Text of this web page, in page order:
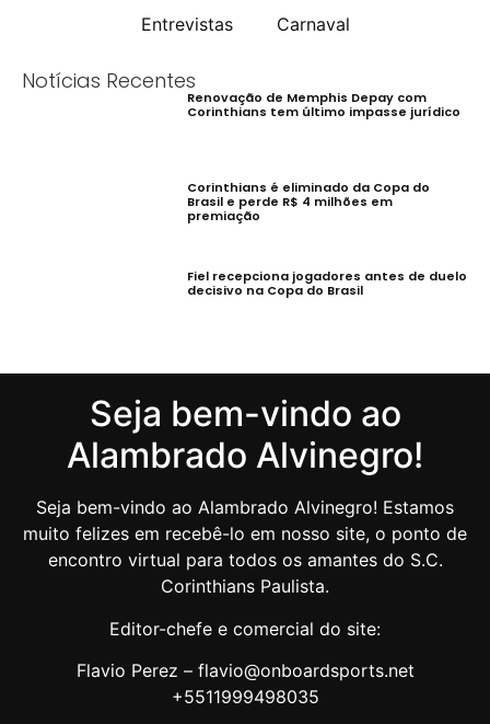
Entrevistas Carnaval
Notícias Recentes
Renovação de Memphis Depay com
Corinthians tem último impasse jurídico
Corinthians é eliminado da Copa do
Brasil e perde R$ 4 milhões em
premiação
Fiel recepciona jogadores antes de duelo
decisivo na Copa do Brasil
Seja bem-vindo ao
Alambrado Alvinegro!
Seja bem-vindo ao Alambrado Alvinegro! Estamos
muito felizes em recebê-lo em nosso site, o ponto de
encontro virtual para todos os amantes do S.C.
Corinthians Paulista.
Editor-chefe e comercial do site:
Flavio Perez – flavio@onboardsports.net
+5511999498035